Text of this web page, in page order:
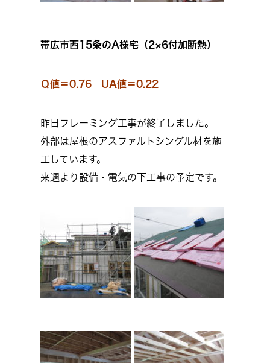
帯広市西15条のA様宅（2×6付加断熱）
Ｑ値＝0.76 UA値＝0.22
昨日フレーミング工事が終了しました。
外部は屋根のアスファルトシングル材を施
工しています。
来週より設備・電気の下工事の予定です。